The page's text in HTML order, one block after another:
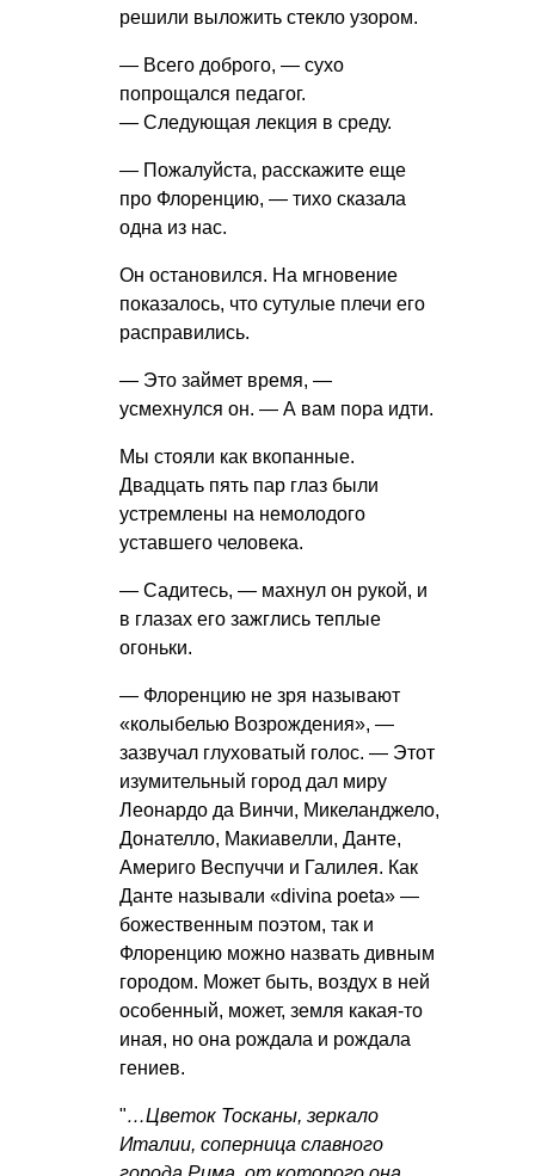
решили выложить стекло узором.
— Всего доброго, — сухо
попрощался педагог.
— Следующая лекция в среду.
— Пожалуйста, расскажите еще
про Флоренцию, — тихо сказала
одна из нас.
Он остановился. На мгновение
показалось, что сутулые плечи его
расправились.
— Это займет время, —
усмехнулся он. — А вам пора идти.
Мы стояли как вкопанные.
Двадцать пять пар глаз были
устремлены на немолодого
уставшего человека.
— Садитесь, — махнул он рукой, и
в глазах его зажглись теплые
огоньки.
— Флоренцию не зря называют
«колыбелью Возрождения», —
зазвучал глуховатый голос. — Этот
изумительный город дал миру
Леонардо да Винчи, Микеланджело,
Донателло, Макиавелли, Данте,
Америго Веспуччи и Галилея. Как
Данте называли «divina poeta» —
божественным поэтом, так и
Флоренцию можно назвать дивным
городом. Может быть, воздух в ней
особенный, может, земля какая-то
иная, но она рождала и рождала
гениев.
"…Цветок Тосканы, зеркало
Италии, соперница славного